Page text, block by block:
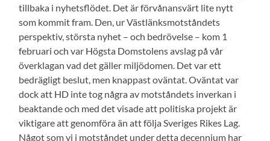
tillbaka i nyhetsflödet. Det är förvånansvärt lite nytt
som kommit fram. Den, ur Västlänksmotståndets
perspektiv, största nyhet – och bedrövelse – kom 1
februari och var Högsta Domstolens avslag på vår
överklagan vad det gäller miljödomen. Det var ett
bedrägligt beslut, men knappast oväntat. Oväntat var
dock att HD inte tog några av motståndets inverkan i
beaktande och med det visade att politiska projekt är
viktigare att genomföra än att följa Sveriges Rikes Lag.
Något som vi i motståndet under detta decennium har